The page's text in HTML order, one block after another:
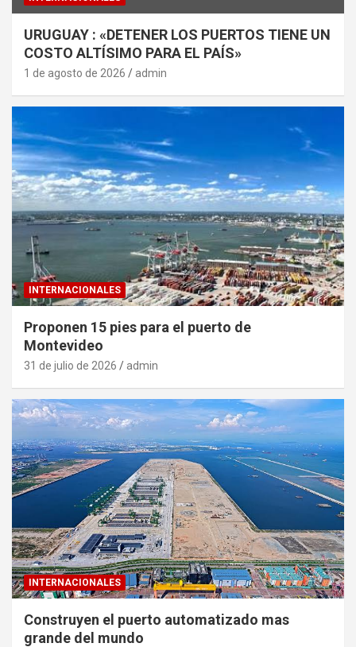
URUGUAY : «DETENER LOS PUERTOS TIENE UN
COSTO ALTÍSIMO PARA EL PAÍS»
1 de agosto de 2026 admin
INTERNACIONALES
Proponen 15 pies para el puerto de
Montevideo
31 de julio de 2026 admin
INTERNACIONALES
Construyen el puerto automatizado mas
grande del mundo